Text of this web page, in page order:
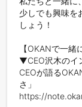
少しでも興味を
しょう！
【OKANで一緒
▼CEO沢木のイ
CEOが語る
さ」
https://